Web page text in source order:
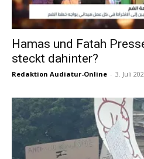
Hamas und Fatah
steckt dahinter?
Redaktion Audiatur-Online - 3. Juli